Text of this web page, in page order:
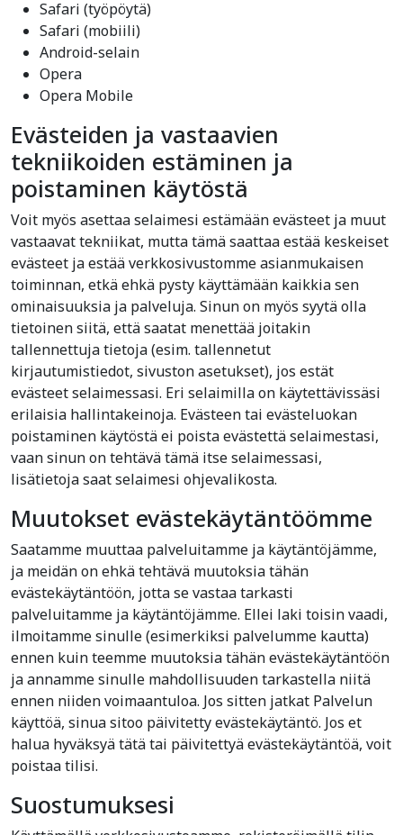
Safari (työpöytä)
Safari (mobiili)
Android-selain
Opera
Opera Mobile
Evästeiden ja vastaavien
tekniikoiden estäminen ja
poistaminen käytöstä
Voit myös asettaa selaimesi estämään evästeet ja muut
vastaavat tekniikat, mutta tämä saattaa estää keskeiset
evästeet ja estää verkkosivustomme asianmukaisen
toiminnan, etkä ehkä pysty käyttämään kaikkia sen
ominaisuuksia ja palveluja. Sinun on myös syytä olla
tietoinen siitä, että saatat menettää joitakin
tallennettuja tietoja (esim. tallennetut
kirjautumistiedot, sivuston asetukset), jos estät
evästeet selaimessasi. Eri selaimilla on käytettävissäsi
erilaisia hallintakeinoja. Evästeen tai evästeluokan
poistaminen käytöstä ei poista evästettä selaimestasi,
vaan sinun on tehtävä tämä itse selaimessasi,
lisätietoja saat selaimesi ohjevalikosta.
Muutokset evästekäytäntöömme
Saatamme muuttaa palveluitamme ja käytäntöjämme,
ja meidän on ehkä tehtävä muutoksia tähän
evästekäytäntöön, jotta se vastaa tarkasti
palveluitamme ja käytäntöjämme. Ellei laki toisin vaadi,
ilmoitamme sinulle (esimerkiksi palvelumme kautta)
ennen kuin teemme muutoksia tähän evästekäytäntöön
ja annamme sinulle mahdollisuuden tarkastella niitä
ennen niiden voimaantuloa. Jos sitten jatkat Palvelun
käyttöä, sinua sitoo päivitetty evästekäytäntö. Jos et
halua hyväksyä tätä tai päivitettyä evästekäytäntöä, voit
poistaa tilisi.
Suostumuksesi